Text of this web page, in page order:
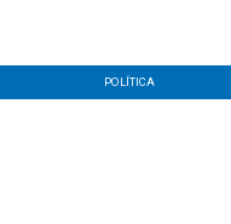
POLÍTICA